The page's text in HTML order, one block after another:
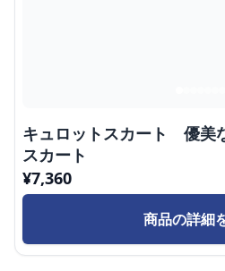
キュロットスカート 優美
スカート
¥7,360
商品の詳細